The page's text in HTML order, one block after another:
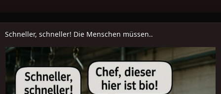
Schneller, schneller! Die Menschen müssen..